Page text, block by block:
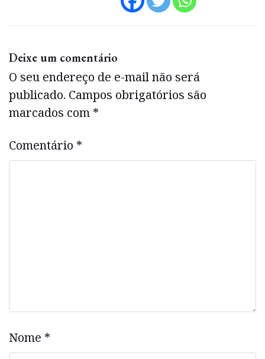
Deixe um comentário
O seu endereço de e-mail não será
publicado. Campos obrigatórios são
marcados com *
Comentário *
Nome *